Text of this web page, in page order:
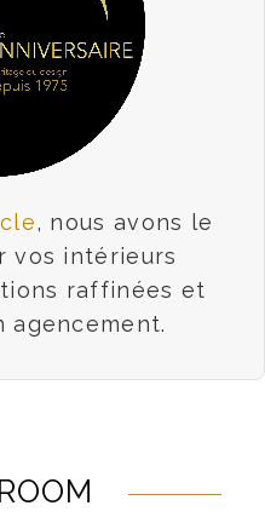
, nous avons le
vos intérieurs
raffinées et
agencement.